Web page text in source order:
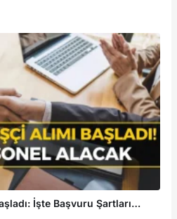
İşte Başvuru Şartları